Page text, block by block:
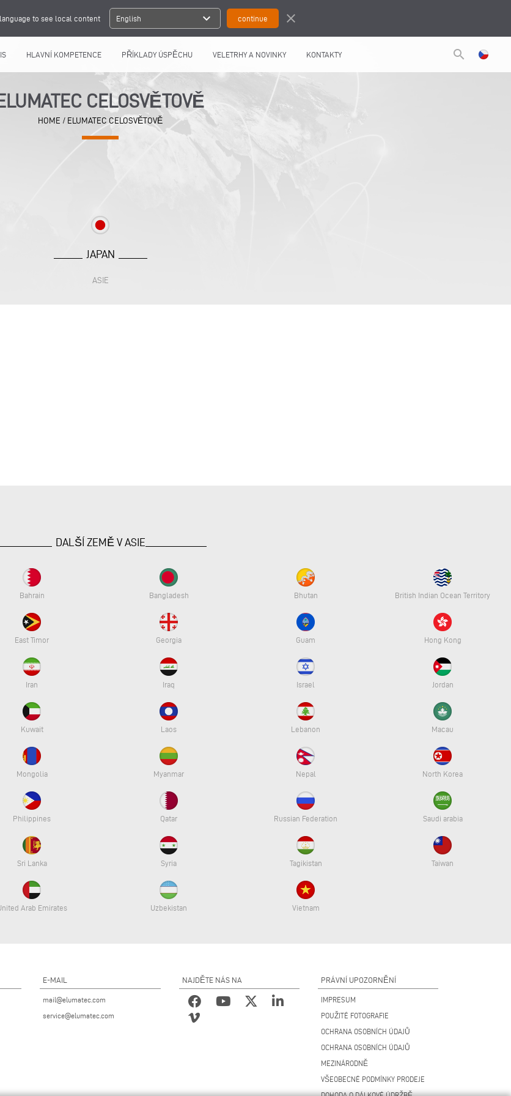
to see local content English expand_more close
HLAVNÍ KOMPETENCE PŘÍKLADY ÚSPĚCHU VELETRHY A NOVINKY KONTAKTY search
ELUMATEC CELOSVĚTOVĚ
HOME / ELUMATEC CELOSVĚTOVĚ
JAPAN
ASIE
DALŠÍ ZEMĚ V ASIE
Bahrain Bangladesh Bhutan British Indian Ocean Territory
East Timor Georgia Guam Hong Kong
Iran Iraq Israel Jordan
Kuwait Laos Lebanon Macau
Mongolia Myanmar Nepal North Korea
Philippines Qatar Russian Federation Saudi arabia
Sri Lanka Syria Tagikistan Taiwan
Arab Emirates Uzbekistan Vietnam
E-MAIL
mail@elumatec.com
service@elumatec.com
NAJDĚTE NÁS NA PRÁVNÍ UPOZORNĚNÍ
IMPRESUM
POUŽITÉ FOTOGRAFIE
OCHRANA OSOBNÍCH ÚDAJŮ
OCHRANA OSOBNÍCH ÚDAJŮ
MEZINÁRODNĚ
VŠEOBECNÉ PODMÍNKY PRODEJE